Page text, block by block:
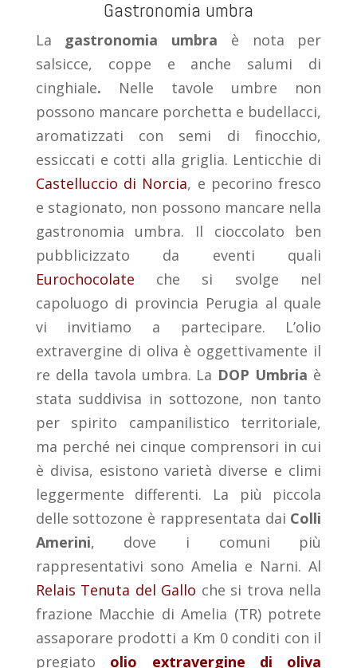
Gastronomia umbra
La gastronomia umbra è nota per
salsicce, coppe e anche salumi di
cinghiale. Nelle tavole umbre non
possono mancare porchetta e budellacci,
aromatizzati con semi di finocchio,
essiccati e cotti alla griglia. Lenticchie di
Castelluccio di Norcia, e pecorino fresco
e stagionato, non possono mancare nella
gastronomia umbra. Il cioccolato ben
pubblicizzato da eventi quali
Eurochocolate che si svolge nel
capoluogo di provincia Perugia al quale
vi invitiamo a partecipare. L’olio
extravergine di oliva è oggettivamente il
re della tavola umbra. La DOP Umbria è
stata suddivisa in sottozone, non tanto
per spirito campanilistico territoriale,
ma perché nei cinque comprensori in cui
è divisa, esistono varietà diverse e climi
leggermente differenti. La più piccola
delle sottozone è rappresentata dai Colli
Amerini, dove i comuni più
rappresentativi sono Amelia e Narni. Al
Relais Tenuta del Gallo che si trova nella
frazione Macchie di Amelia (TR) potrete
assaporare prodotti a Km 0 conditi con il
pregiato olio extravergine di oliva